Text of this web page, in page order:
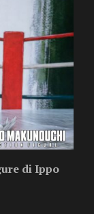
di Ippo